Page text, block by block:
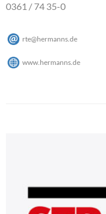
0361 / 74 35-0
rte@hermanns.de
www.hermanns.de